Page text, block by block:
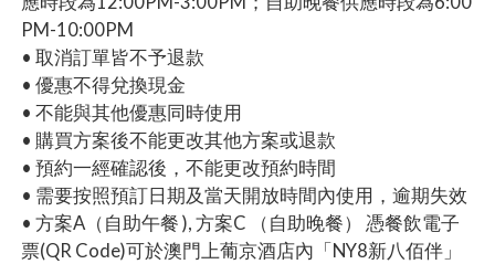
PM-10:00PM
• 取消訂單皆不予退款
• 優惠不得兌換現金
• 不能與其他優惠同時使用
• 購買方案後不能更改其他方案或退款
• 預約一經確認後，不能更改預約時間
• 需要按照預訂日期及當天開放時間內使用，逾期失效
• 方案A（自助午餐 ), 方案C （自助晚餐） 憑餐飲電子
票(QR Code)可於澳門上葡京酒店內「NY8新八佰伴」